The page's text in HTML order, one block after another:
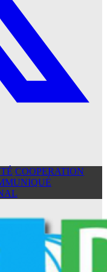
COOPERATION